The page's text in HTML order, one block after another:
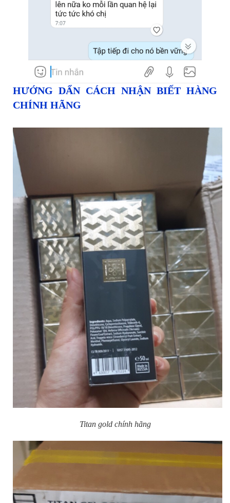
HƯỚNG DẨN CÁCH NHẬN BIẾT HÀNG
CHÍNH HÃNG
Titan gold chính hãng